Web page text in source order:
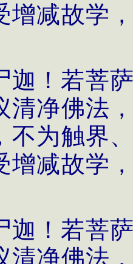
增减故学
迦！若菩
清净佛法
不为触界
增减故学
迦！若菩
清净佛法